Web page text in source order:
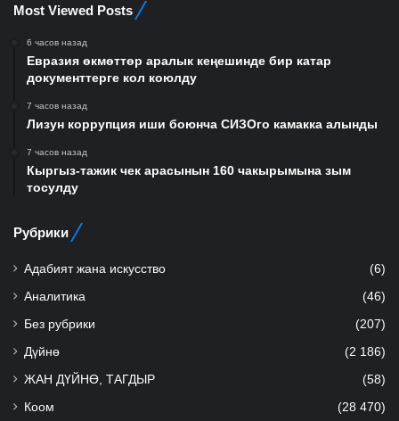
Most Viewed Posts
6 часов назад
Евразия өкмөттөр аралык кеңешинде бир катар
документтерге кол коюлду
7 часов назад
Лизун коррупция иши боюнча СИЗОго камакка алынды
7 часов назад
Кыргыз-тажик чек арасынын 160 чакырымына зым
тосулду
Рубрики
Адабият жана искусство (6)
Аналитика (46)
Без рубрики (207)
Дүйнө (2 186)
ЖАН ДҮЙНӨ, ТАГДЫР (58)
Коом (28 470)